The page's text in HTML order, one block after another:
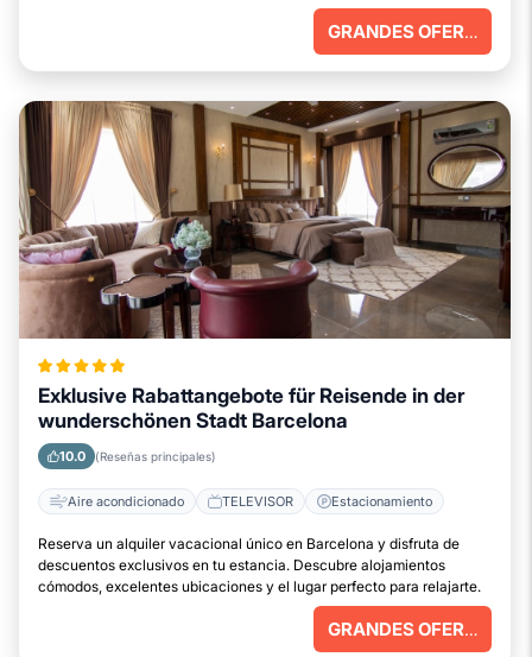
GRANDES OFERTAS
Exklusive Rabattangebote für Reisende in der
wunderschönen Stadt Barcelona
10.0 (Reseñas principales)
Aire acondicionado TELEVISOR Estacionamiento
Reserva un alquiler vacacional único en Barcelona y disfruta de
descuentos exclusivos en tu estancia. Descubre alojamientos
cómodos, excelentes ubicaciones y el lugar perfecto para relajarte.
GRANDES OFERTAS